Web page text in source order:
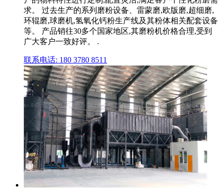
求。 过去生产的系列磨粉设备、雷蒙磨,欧版磨,超细磨,
环辊磨,球磨机,氢氧化钙粉生产线及其粉体相关配套设备
等。 产品销往30多个国家地区,其磨粉机价格合理,受到
广大客户一致好评。 .
联系电话: 180 3780 8511